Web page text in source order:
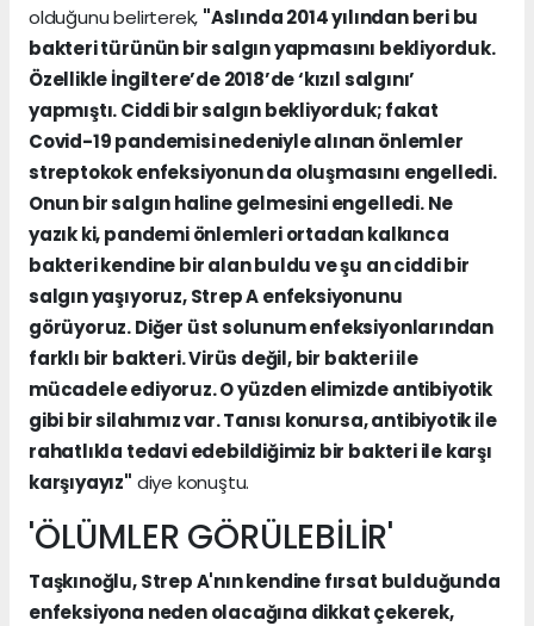
olduğunu belirterek, "Aslında 2014 yılından beri bu
bakteri türünün bir salgın yapmasını bekliyorduk.
Özellikle İngiltere’de 2018’de ‘kızıl salgını’
yapmıştı. Ciddi bir salgın bekliyorduk; fakat
Covid-19 pandemisi nedeniyle alınan önlemler
streptokok enfeksiyonun da oluşmasını engelledi.
Onun bir salgın haline gelmesini engelledi. Ne
yazık ki, pandemi önlemleri ortadan kalkınca
bakteri kendine bir alan buldu ve şu an ciddi bir
salgın yaşıyoruz, Strep A enfeksiyonunu
görüyoruz. Diğer üst solunum enfeksiyonlarından
farklı bir bakteri. Virüs değil, bir bakteri ile
mücadele ediyoruz. O yüzden elimizde antibiyotik
gibi bir silahımız var. Tanısı konursa, antibiyotik ile
rahatlıkla tedavi edebildiğimiz bir bakteri ile karşı
karşıyayız" diye konuştu.
'ÖLÜMLER GÖRÜLEBİLİR'
Taşkınoğlu, Strep A'nın kendine fırsat bulduğunda
enfeksiyona neden olacağına dikkat çekerek,